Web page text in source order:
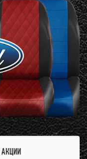
АКЦИИ